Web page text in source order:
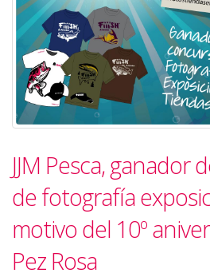
JJM Pesca, ganador
de fotografía
motivo del 10º
Pez Rosa